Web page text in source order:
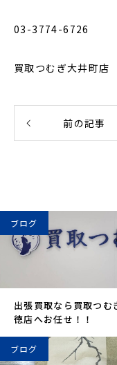
03-3774-6726
買取つむぎ大井町店
前の記事
ブログ
出張買取なら買取つむ
徳店へお任せ！！
ブログ